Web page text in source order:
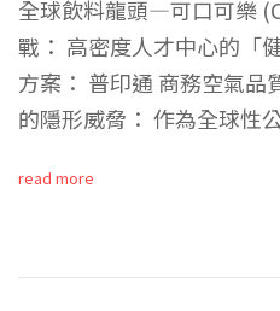
全球飲料龍頭—可口可樂
戰： 高密度人才中心的「
方案： 普印通 商務空氣品
的隱形威脅： 作為全球性
read more